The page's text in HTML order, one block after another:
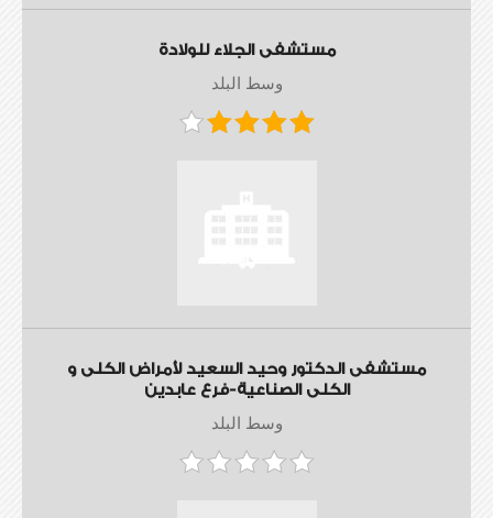
مستشفى الجلاء للولادة
وسط البلد
مستشفى الدكتور وحيد السعيد لأمراض الكلى و
الكلى الصناعية-فرع عابدين
وسط البلد